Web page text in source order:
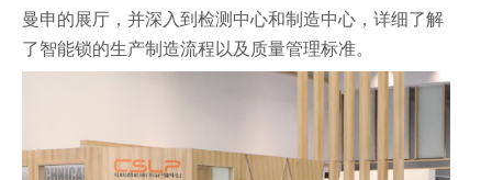
曼申的展厅，并深入到检测中心和制造中心，详细了解
了智能锁的生产制造流程以及质量管理标准。